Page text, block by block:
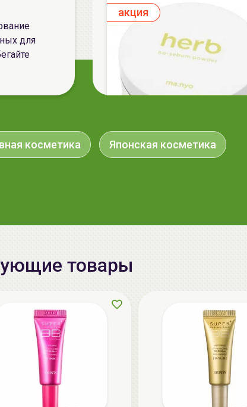
для
aкция
aкция
косметика Японская косметика
товары